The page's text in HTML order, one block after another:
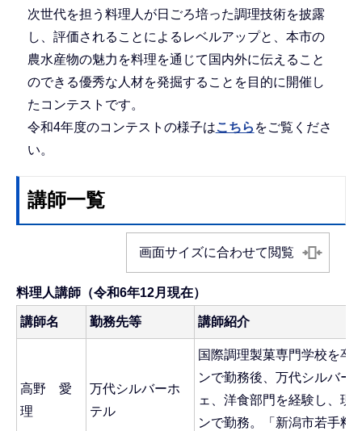
次世代を担う料理人が日ごろ培った調理技術を披露
し、評価されることによるレベルアップと、本市の
農水産物の魅力を料理を通じて国内外に伝えること
のできる優秀な人材を発掘することを目的に開催し
たコンテストです。
令和4年度のコンテストの様子はこちら をご覧くださ
い。
講師一覧
画面サイズに合わせて閲覧
料理人講師（令和6年12月現在）
講師名 勤務先等 講師紹介
高野 愛
理
万代シルバーホ
テル
国際調理製菓専門学校を卒
ンで勤務後、万代シルバー
ェ、洋食部門を経験し、現
ンで勤務。「新潟市若手料